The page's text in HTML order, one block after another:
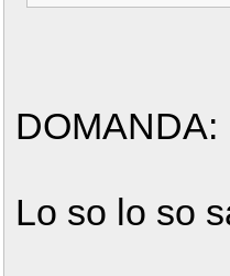
DOMANDA:
Lo so lo so